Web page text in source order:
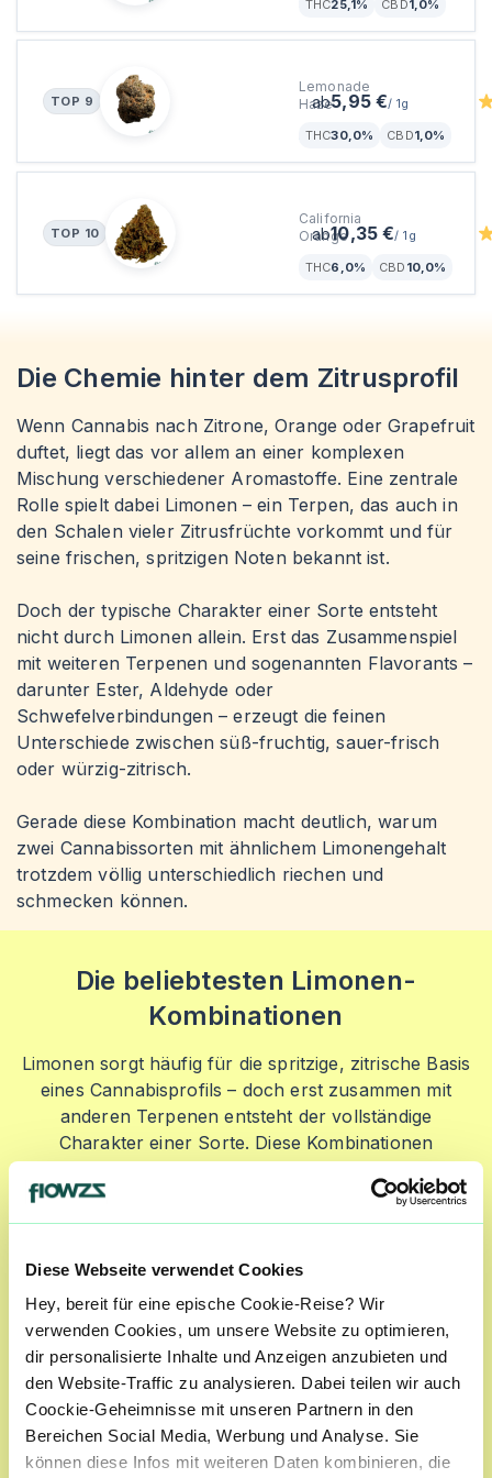
Diese Webseite verwendet Cookies
Hey, bereit für eine epische Cookie-Reise? Wir
verwenden Cookies, um unsere Website zu optimieren,
dir personalisierte Inhalte und Anzeigen anzubieten und
den Website-Traffic zu analysieren. Dabei teilen wir auch
Coockie-Geheimnisse mit unseren Partnern in den
Bereichen Social Media, Werbung und Analyse. Sie
können diese Infos mit weiteren Daten kombinieren, die
THC25,1% CBD1,0%
TOP 9
Lemonade
Haze
Sativa
THC30,0% CBD1,0%
ab5,95 €/1g
TOP 10
California
Orange
THC6,0% CBD 10,0%
ab10,35 €/1g
Die Chemie hinter dem Zitrusprofil
Wenn Cannabis nach Zitrone, Orange oder Grapefruit
duftet, liegt das vor allem an einer komplexen
Mischung verschiedener Aromastoffe. Eine zentrale
Rolle spielt dabei Limonen – ein Terpen, das auch in
den Schalen vieler Zitrusfrüchte vorkommt und für
seine frischen, spritzigen Noten bekannt ist.
Doch der typische Charakter einer Sorte entsteht
nicht durch Limonen allein. Erst das Zusammenspiel
mit weiteren Terpenen und sogenannten Flavorants –
darunter Ester, Aldehyde oder
Schwefelverbindungen – erzeugt die feinen
Unterschiede zwischen süß-fruchtig, sauer-frisch
oder würzig-zitrisch.
Gerade diese Kombination macht deutlich, warum
zwei Cannabissorten mit ähnlichem Limonengehalt
trotzdem völlig unterschiedlich riechen und
schmecken können.
Die beliebtesten Limonen-
Kombinationen
Limonen sorgt häufig für die spritzige, zitrische Basis
eines Cannabisprofils – doch erst zusammen mit
anderen Terpenen entsteht der vollständige
Charakter einer Sorte. Diese Kombinationen
beeinflussen, ob das Aroma eher fruchtig, würzig
Limonen + Myrcen
Diese Verbindung findet man häufig in
fruchtigeren Profilen. Während Limonen für die
helle Zitrusnote sorgt, bringt Myrcen oft erdige,
krautige Nuancen hinzu und macht das Aroma
runder.